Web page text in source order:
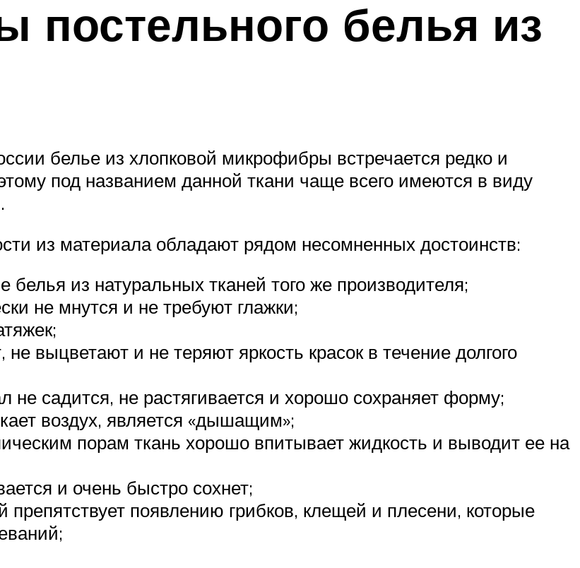
белья из
белье из хлопковой микрофибры встречается редко и
под названием данной ткани чаще всего имеются в виду
из материала обладают рядом несомненных достоинств:
из натуральных тканей того же производителя;
не мнутся и не требуют глажки;
выцветают и не теряют яркость красок в течение долгого
садится, не растягивается и хорошо сохраняет форму;
воздух, является «дышащим»;
порам ткань хорошо впитывает жидкость и выводит ее на
и очень быстро сохнет;
препятствует появлению грибков, клещей и плесени, которые